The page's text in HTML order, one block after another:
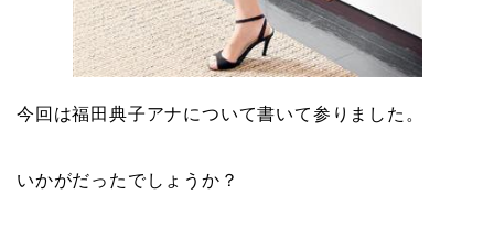
今回は福田典子アナについて書いて参りました。
いかがだったでしょうか？